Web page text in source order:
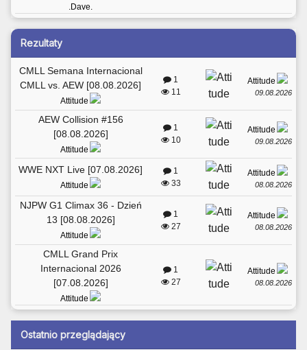
.Dave.
Rezultaty
CMLL Semana Internacional
CMLL vs. AEW [08.08.2026]
Attitude
1
11
Attitude
09.08.2026
AEW Collision #156
[08.08.2026]
Attitude
1
10
Attitude
09.08.2026
WWE NXT Live [07.08.2026]
Attitude
1
33
Attitude
08.08.2026
NJPW G1 Climax 36 - Dzień
13 [08.08.2026]
Attitude
1
27
Attitude
08.08.2026
CMLL Grand Prix
Internacional 2026
[07.08.2026]
Attitude
1
27
Attitude
08.08.2026
Ostatnio przeglądający